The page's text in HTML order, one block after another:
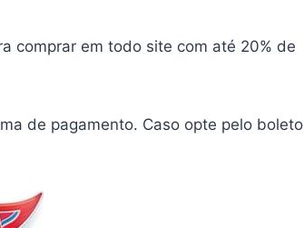
comprar em todo site com até 20% de
de pagamento. Caso opte pelo boleto